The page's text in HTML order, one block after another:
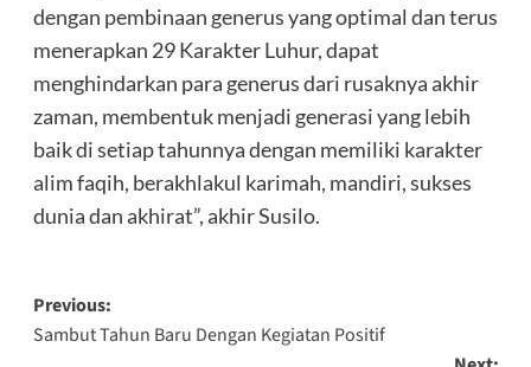
dengan pembinaan generus yang optimal dan terus
menerapkan 29 Karakter Luhur, dapat
menghindarkan para generus dari rusaknya akhir
zaman, membentuk menjadi generasi yang lebih
baik di setiap tahunnya dengan memiliki karakter
alim faqih, berakhlakul karimah, mandiri, sukses
dunia dan akhirat”, akhir Susilo.
Post
navigation
Previous:
Sambut Tahun Baru Dengan Kegiatan Positif